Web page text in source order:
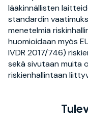
lääkinnällisten
standardin
menetelmiä
huomioidaan myös
IVDR 2017/746)
sekä sivutaan muita
riskienhallintaan